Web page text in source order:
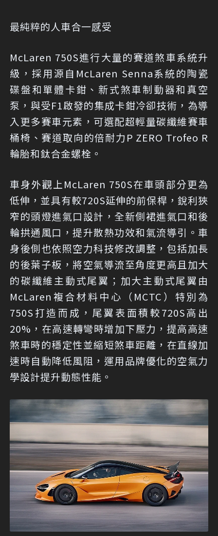
最純粹的人車合一感受
McLaren 750S進行大量的賽道煞車系統升
級，採用源自McLaren Senna系統的陶瓷
碟盤和單體卡鉗、新式煞車制動器和真空
泵，與受F1啟發的集成卡鉗冷卻技術，為導
入更多賽車元素，可選配超輕量碳纖維賽車
桶椅、賽道取向的倍耐力P ZERO Trofeo R
輪胎和鈦合金螺栓。
車身外觀上McLaren 750S在車頭部分更為
低伸，並具有較720S延伸的前保桿，銳利狹
窄的頭燈進氣口設計，全新側裙進氣口和後
輪拱通風口，提升散熱功效和氣流導引。車
身後側也依照空力科技修改調整，包括加長
的後葉子板，將空氣導流至角度更高且加大
的碳纖維主動式尾翼；加大主動式尾翼由
McLaren複合材料中心（MCTC）特別為
750S打造而成，尾翼表面積較720S高出
20%，在高速轉彎時增加下壓力，提高高速
煞車時的穩定性並縮短煞車距離，在直線加
速時自動降低風阻，運用品牌優化的空氣力
學設計提升動態性能。